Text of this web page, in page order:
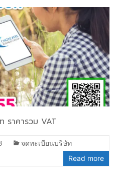
ราคารวม VAT
จดทะเบียนบริษัท
Read more